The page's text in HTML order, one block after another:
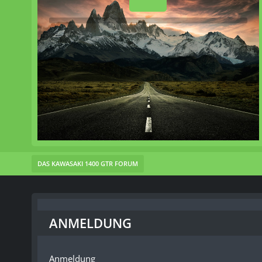
DAS KAWASAKI 1400 GTR FORUM
ANMELDUNG
Anmeldung